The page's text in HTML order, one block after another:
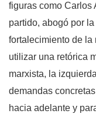
figuras como Carlos
partido, abogó por
fortalecimiento de la
utilizar una retórica
marxista, la
demandas
hacia adelante y